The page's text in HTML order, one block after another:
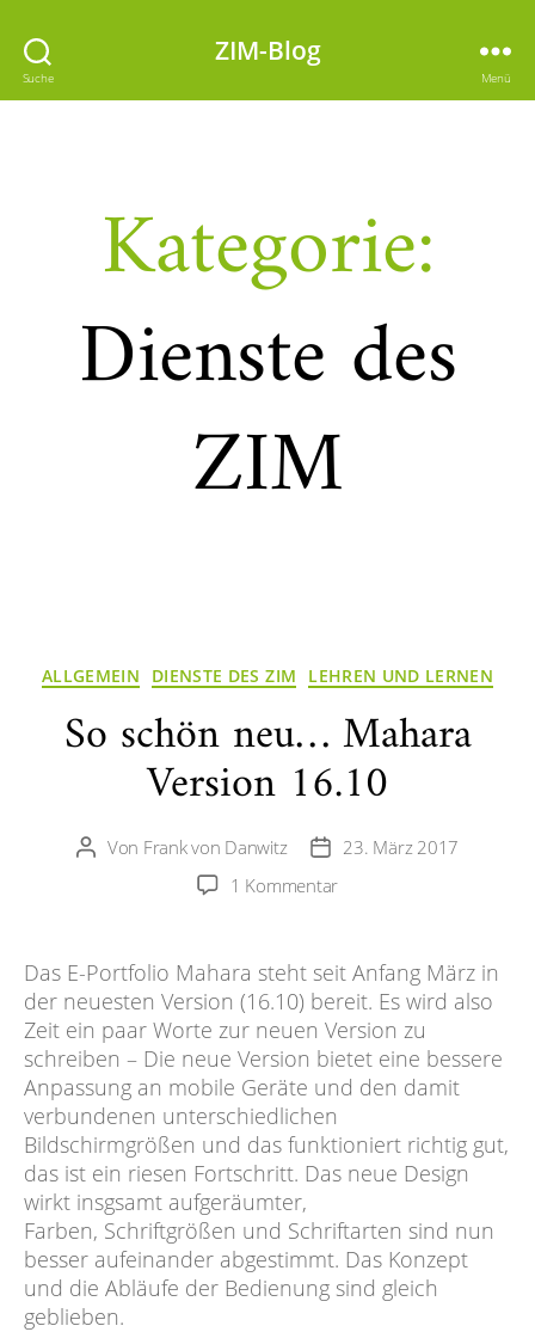
Suche
ZIM-Blog
Menü
Kategorie:
Dienste des
ZIM
Kategorien
ALLGEMEIN DIENSTE DES ZIM LEHREN UND LERNEN
So schön neu… Mahara
Version 16.10
Beitragsautor
Von Frank von Danwitz Veröffentlichungsdatum
23. März 2017
1 Kommentarzu
neu…
Mahara
Version
16.10
Das E-Portfolio Mahara steht seit Anfang März in
der neuesten Version (16.10) bereit. Es wird also
Zeit ein paar Worte zur neuen Version zu
schreiben – Die neue Version bietet eine bessere
Anpassung an mobile Geräte und den damit
verbundenen unterschiedlichen
Bildschirmgrößen und das funktioniert richtig gut,
das ist ein riesen Fortschritt. Das neue Design
wirkt insgsamt aufgeräumter,
Farben, Schriftgrößen und Schriftarten sind nun
besser aufeinander abgestimmt. Das Konzept
und die Abläufe der Bedienung sind gleich
geblieben.